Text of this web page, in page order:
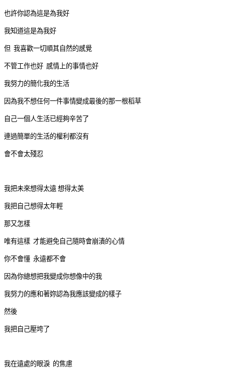
也許你認為這是為我好
我知道這是為我好
但 我喜歡一切順其自然的感覺
不管工作也好 感情上的事情也好
我努力的簡化我的生活
因為我不想任何一件事情變成最後的那一根稻草
自己一個人生活已經夠辛苦了
連過簡單的生活的權利都沒有
會不會太殘忍
我把未來想得太遠 想得太美
我把自己想得太年輕
那又怎樣
唯有這樣 才能避免自己隨時會崩潰的心情
你不會懂 永遠都不會
因為你總想把我變成你想像中的我
我努力的應和著妳認為我應該變成的樣子
然後
我把自己壓垮了
我在遠處的眼淚 的焦慮